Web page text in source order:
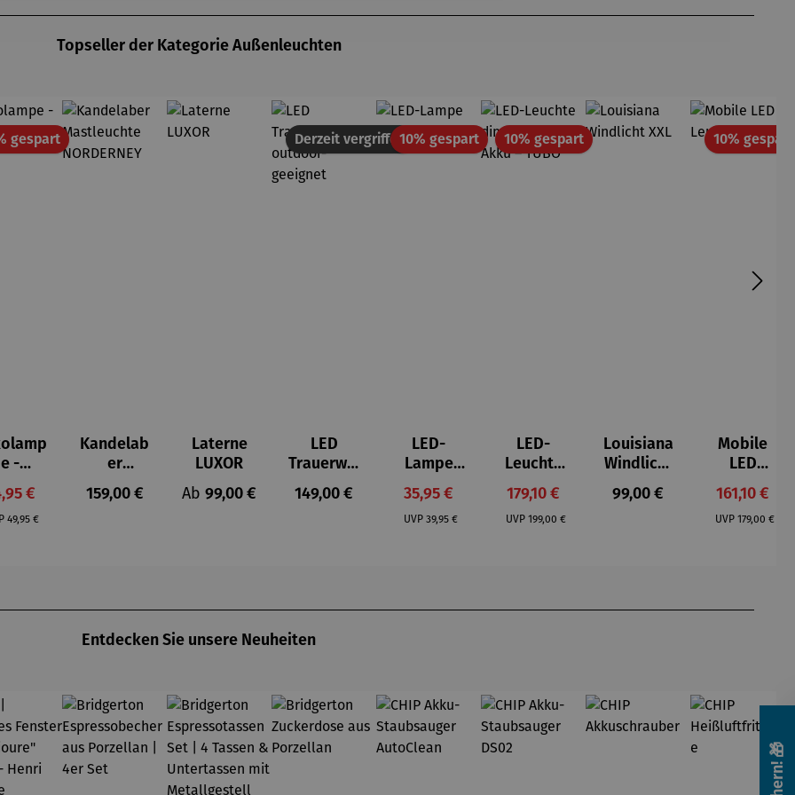
Topseller der Kategorie Außenleuchten
gespartRabatt
e -
CH €
Regulärer Preis:
49,95 €
Kandelab
er
Mastleuch
te
Regulärer Preis:
159,00 €
Laterne
LUXOR
Regulärer Preis:
Ab 99,00 €
Derzeit vergriffen
LED
Trauerwei
de
outdoor-
Regulärer Preis:
149,00 €
10% gespartRabatt
LED-
Lampe
Verkaufspreis:
35,95 €
UVP Regulärer Preis:
39,95 €
10% gespartRabatt
LED-
Leuchte
dimmbar
mit Akku –
TUBO
Verkaufspreis:
179,10 €
UVP Regulärer Preis:
199,00 €
Louisiana
Windlicht
XXL
Regulärer Preis:
99,00 €
10% gespart
Mobile
LED
Leuchte -
LITO
161,10 €
UVP Regulärer
179,00 €
Entdecken Sie unsere Neuheiten